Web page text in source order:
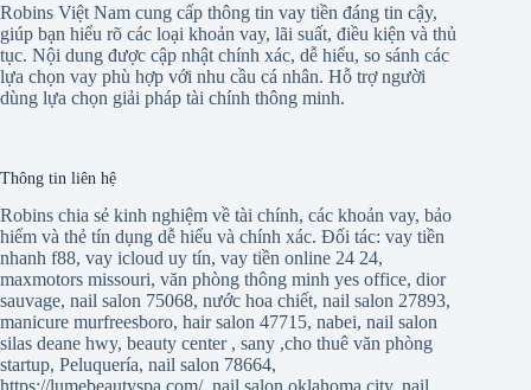
Robins Việt Nam cung cấp thông tin vay tiền đáng tin cậy,
giúp bạn hiểu rõ các loại khoản vay, lãi suất, điều kiện và thủ
tục. Nội dung được cập nhật chính xác, dễ hiểu, so sánh các
lựa chọn vay phù hợp với nhu cầu cá nhân. Hỗ trợ người
dùng lựa chọn giải pháp tài chính thông minh.
Thông tin liên hệ
Robins chia sẻ kinh nghiệm về tài chính, các khoản vay, bảo
hiểm và thẻ tín dụng dễ hiểu và chính xác. Đối tác: vay tiền
nhanh f88, vay icloud uy tín, vay tiền online 24 24,
maxmotors missouri, văn phòng thông minh yes office, dior
sauvage, nail salon 75068, nước hoa chiết, nail salon 27893,
manicure murfreesboro, hair salon 47715, nabei, nail salon
silas deane hwy, beauty center, sany ,cho thuê văn phòng
startup, Peluquería, nail salon 78664,
https://lumebeautyspa.com/, nail salon oklahoma city, nail